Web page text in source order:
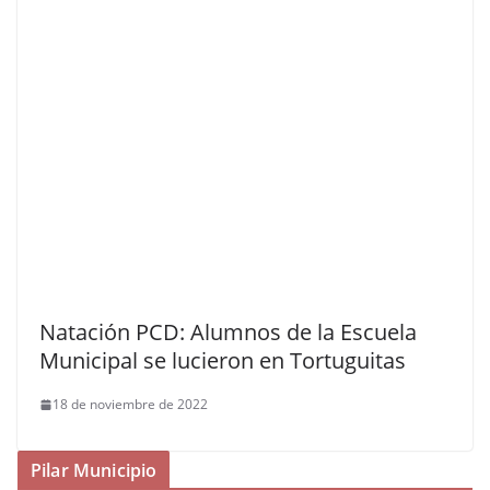
Natación PCD: Alumnos de la Escuela
Municipal se lucieron en Tortuguitas
18 de noviembre de 2022
Pilar Municipio